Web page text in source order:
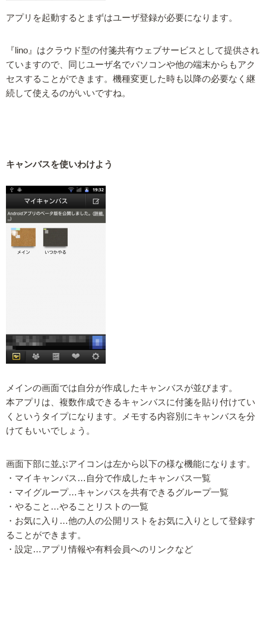
アプリを起動するとまずはユーザ登録が必要になります。
『lino』はクラウド型の付箋共有ウェブサービスとして提供され
ていますので、同じユーザ名でパソコンや他の端末からもアク
セスすることができます。機種変更した時も以降の必要なく継
続して使えるのがいいですね。
キャンバスを使いわけよう
メインの画面では自分が作成したキャンバスが並びます。
本アプリは、複数作成できるキャンバスに付箋を貼り付けてい
くというタイプになります。メモする内容別にキャンバスを分
けてもいいでしょう。
画面下部に並ぶアイコンは左から以下の様な機能になります。
・マイキャンバス…自分で作成したキャンバス一覧
・マイグループ…キャンバスを共有できるグループ一覧
・やること…やることリストの一覧
・お気に入り…他の人の公開リストをお気に入りとして登録す
ることができます。
・設定…アプリ情報や有料会員へのリンクなど